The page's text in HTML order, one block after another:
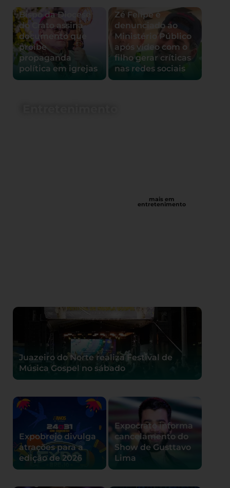
Bispo da Diocese
do Crato assina
documento que
proíbe
propaganda
política em igrejas
Zé Felipe é
denunciado ao
Ministério Público
após vídeo com o
filho gerar críticas
nas redes sociais
mais em
entretenimento
Juazeiro do Norte realiza Festival de
Música Gospel no sábado
Expobrejo divulga
atrações para a
edição de 2026
Expocrato informa
cancelamento do
Show de Gusttavo
Lima